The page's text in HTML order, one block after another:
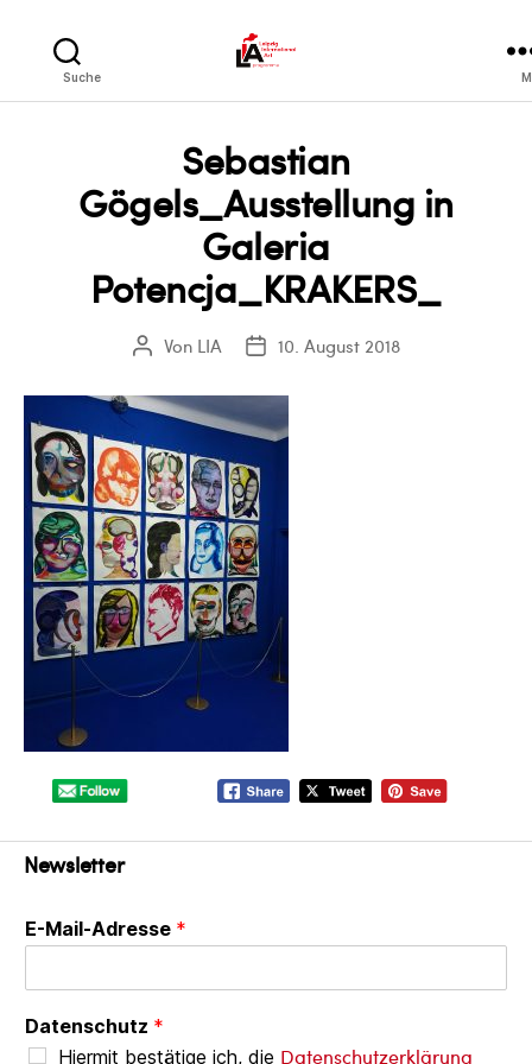
Suche
Sebastian
Gögels_Ausstellung in
Galeria
Potencja_KRAKERS_
Beitragsautor
Von LIA Veröffentlichungsdatum
10. August 2018
Newsletter
E-Mail-Adresse *
Datenschutz *
Hiermit bestätige ich, die Datenschutzerklärung